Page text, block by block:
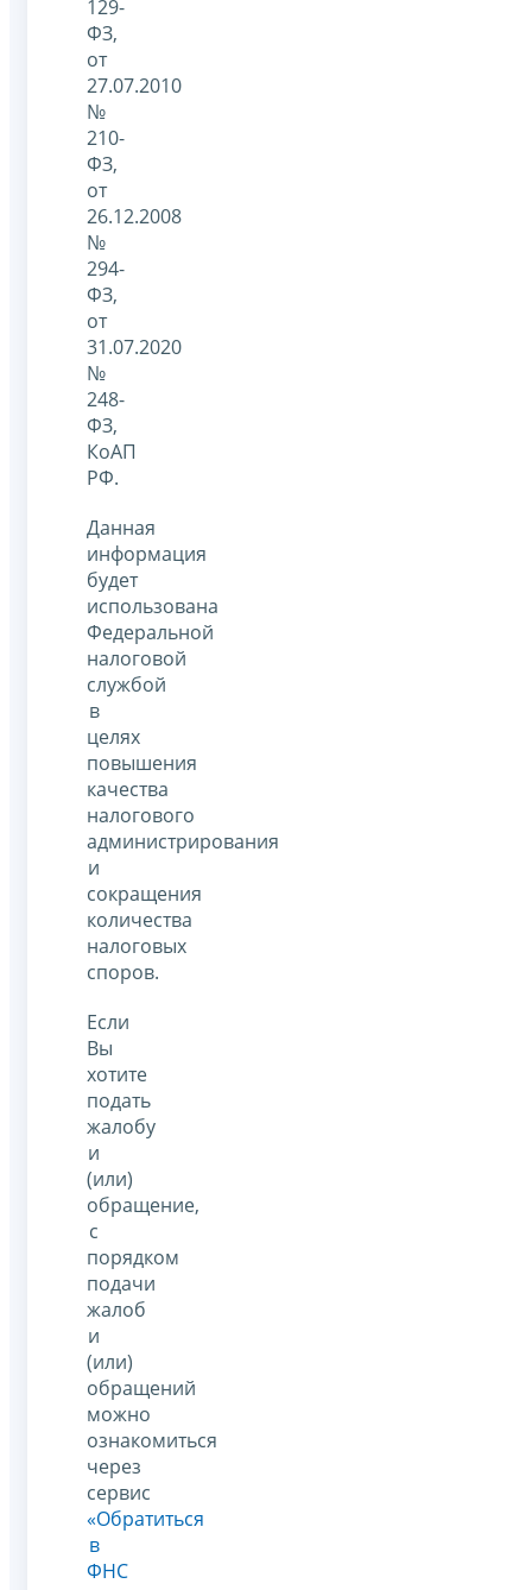
129-
ФЗ,
от
27.07.2010
№
210-
ФЗ,
от
26.12.2008
№
294-
ФЗ,
от
31.07.2020
№
248-
ФЗ,
КоАП
РФ.
Данная
информация
будет
использована
Федеральной
налоговой
службой
в
целях
повышения
качества
налогового
администрирования
и
сокращения
количества
налоговых
споров.
Если
Вы
хотите
подать
жалобу
и
(или)
обращение,
с
порядком
подачи
жалоб
и
(или)
обращений
можно
ознакомиться
через
сервис
«Обратиться
в
ФНС